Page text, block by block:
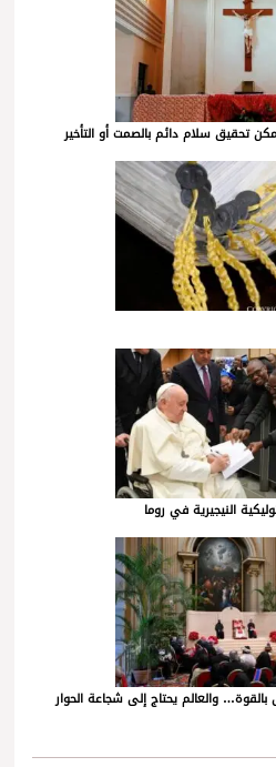
تحقيق سلام دائم بالصمت أو التأخير
النيجيرية في روما
بالقوة… والعالم يحتاج إلى شجاعة الحوار